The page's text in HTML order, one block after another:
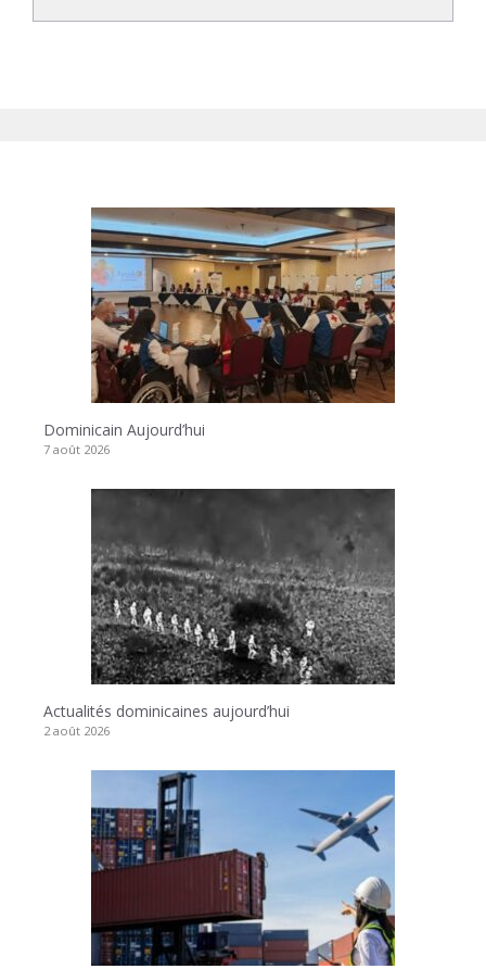
Dominicain Aujourd’hui
7 août 2026
Actualités dominicaines aujourd’hui
2 août 2026